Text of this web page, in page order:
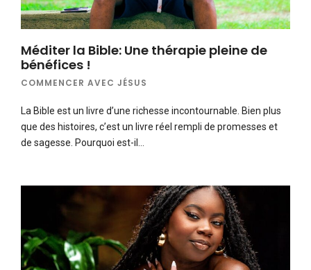
Méditer la Bible: Une thérapie pleine de
bénéfices !
COMMENCER AVEC JÉSUS
La Bible est un livre d’une richesse incontournable. Bien plus
que des histoires, c’est un livre réel rempli de promesses et
de sagesse. Pourquoi est-il…